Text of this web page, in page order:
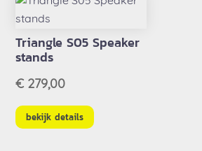
Triangle S05 Speaker
stands
€ 279,00
bekijk details